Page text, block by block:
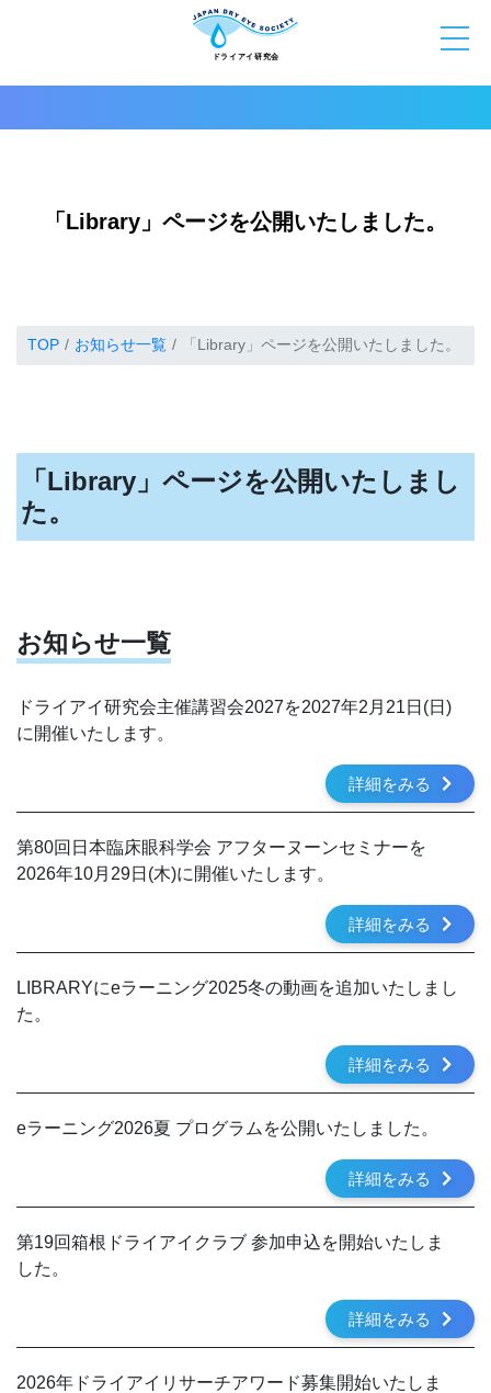
「Library」ページを公開いたしました。
TOP お知らせ一覧 「Library」ページを公開いたしました。
「Library」ページを公開いたしまし
た。
お知らせ一覧
ドライアイ研究会主催講習会2027を2027年2月21日(日)
に開催いたします。
詳細をみる
第80回日本臨床眼科学会 アフターヌーンセミナーを
2026年10月29日(木)に開催いたします。
詳細をみる
LIBRARYにeラーニング2025冬の動画を追加いたしまし
た。
詳細をみる
eラーニング2026夏 プログラムを公開いたしました。
詳細をみる
第19回箱根ドライアイクラブ 参加申込を開始いたしま
した。
詳細をみる
2026年ドライアイリサーチアワード募集開始いたしま